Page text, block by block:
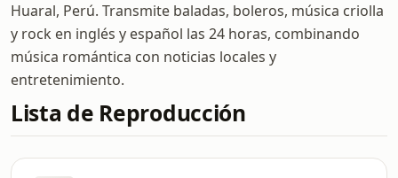
Huaral, Perú. Transmite baladas, boleros, música criolla
y rock en inglés y español las 24 horas, combinando
música romántica con noticias locales y
entretenimiento.
Lista de Reproducción